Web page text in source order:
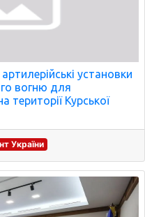
установки
вогню для
території Курської
України